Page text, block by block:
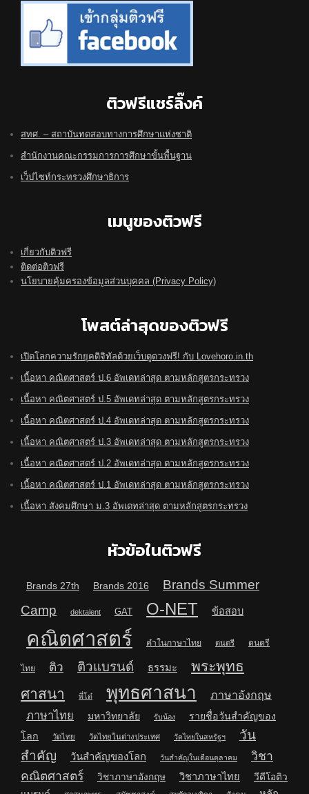
ติวฟรีแชร์ลิ๊งค์
สทศ. – สถาบันทดสอบทางการศึกษาแห่งชาติ
สำนักงานคณะกรรมการการศึกษาขั้นพื้นฐาน
เว็ปไซท์กระทรวงศึกษาธิการ
เมนูของติวฟรี
เกี่ยวกับติวฟรี
ติดต่อติวฟรี
นโยบายคุ้มครองข้อมูลส่วนบุคคล (Privacy Policy)
โพสต์ล่าสุดของติวฟรี
เปิดโลกความรักยุคดิจิทัลด้วยเว็บดูดวงฟรี! กับ Lovehoro.in.th
เนื้อหา คณิตศาสตร์ ป.6 อัพเดทล่าสุด ตามหลักสูตรกระทรวง
เนื้อหา คณิตศาสตร์ ป.5 อัพเดทล่าสุด ตามหลักสูตรกระทรวง
เนื้อหา คณิตศาสตร์ ป.4 อัพเดทล่าสุด ตามหลักสูตรกระทรวง
เนื้อหา คณิตศาสตร์ ป.3 อัพเดทล่าสุด ตามหลักสูตรกระทรวง
เนื้อหา คณิตศาสตร์ ป.2 อัพเดทล่าสุด ตามหลักสูตรกระทรวง
เนื้อหา คณิตศาสตร์ ป.1 อัพเดทล่าสุด ตามหลักสูตรกระทรวง
เนื้อหา สังคมศึกษา ม.3 อัพเดทล่าสุด ตามหลักสูตรกระทรวง
หัวข้อในติวฟรี
Brands 27th Brands 2016
Brands Summer
Camp
dektalent GAT O-NET ข้อสอบ
คณิตศาสตร์ คำในภาษาไทย ดนตรี ดนตรี
ไทย ติว ติวแบรนด์ ธรรมะ
พระพุทธ
ศาสนา
พี่โต๋ พุทธศาสนา ภาษาอังกฤษ
ภาษาไทย มหาวิทยาลัย รับน้อง
รายชื่อวันสำคัญของ
โลก
วัดไทย วัดไทยในต่างประเทศ วัดไทยในสหรัฐฯ
วัน
สำคัญ
วันสำคัญของโลก วันสำคัญในเดือนตุลาคม
วิชา
คณิตศาสตร์
วิชาภาษาอังกฤษ วิชาภาษาไทย
วีดีโอติว